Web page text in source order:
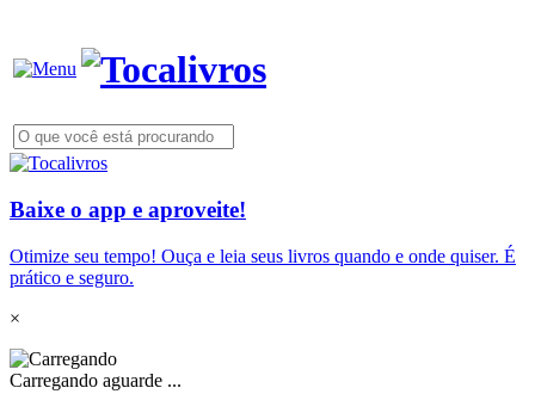
Baixe o app e aproveite!
Otimize seu tempo! Ouça e leia seus livros quando e onde quiser. É
prático e seguro.
×
Carregando aguarde ...